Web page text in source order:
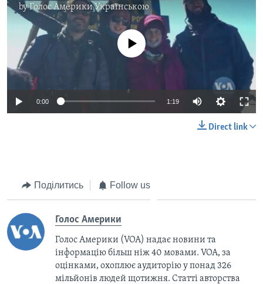
byГолос Америки Українською
No media source currently available
0:00 1:19
Direct link
Поділитись Follow us
Голос Америки
Голос Америки (VOA) надає новини та
інформацію більш ніж 40 мовами. VOA, за
оцінками, охоплює аудиторію у понад 326
мільйонів людей щотижня. Статті авторства